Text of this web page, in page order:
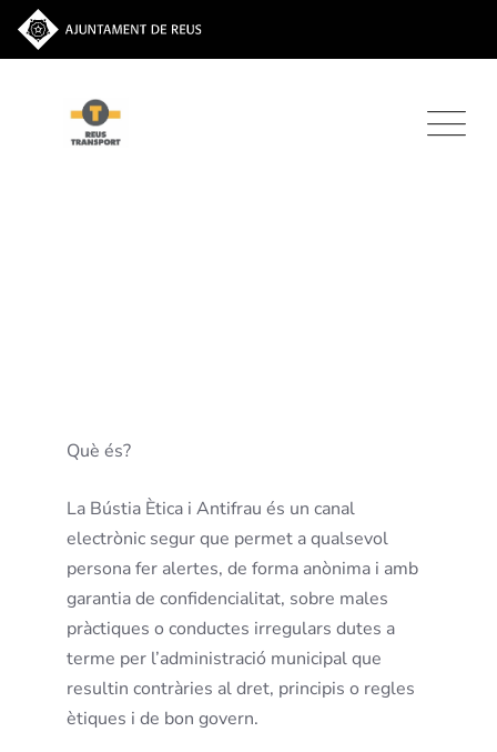
Què és?
La Bústia Ètica i Antifrau és un canal
electrònic segur que permet a qualsevol
persona fer alertes, de forma anònima i amb
garantia de confidencialitat, sobre males
pràctiques o conductes irregulars dutes a
terme per l’administració municipal que
resultin contràries al dret, principis o regles
ètiques i de bon govern.